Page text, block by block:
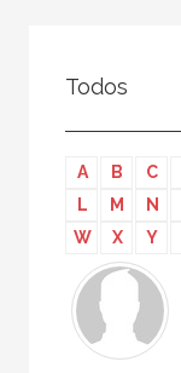
Editor
Editora
Escritor
Escritora
Todos
A B C
L
M N
W
X Y